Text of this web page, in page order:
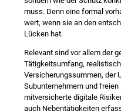
muss. Denn eine formal
wert, wenn sie an den
Lücken hat.
Relevant sind vor allem der
Tätigkeitsumfang,
Versicherungssummen, der
Subunternehmern und
mitversicherte digitale
auch Nebentätigkeiten